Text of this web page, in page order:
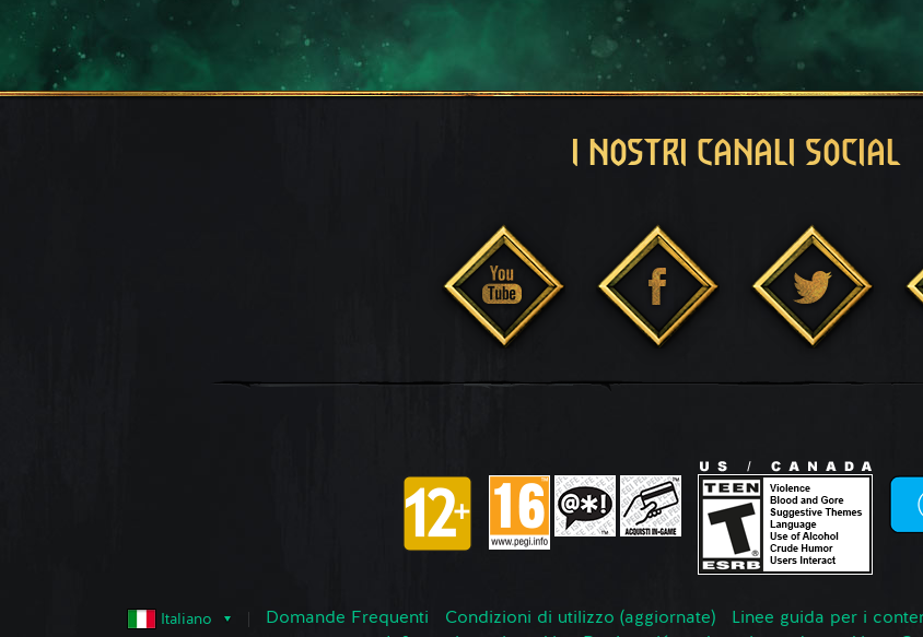
I NOSTRI CANALI SOCIAL
Italiano Domande Frequenti Condizioni di utilizzo (aggiornate) Linee guida per i